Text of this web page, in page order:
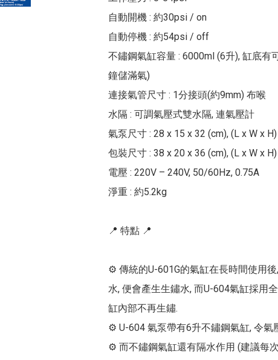
自動開機 : 約30psi / on
自動停機 : 約54psi / off
不鏽鋼氣缸容量 : 6000ml (6升), 缸底有
鐘儲滿氣)
連接氣管尺寸 : 1分接頭(約9mm) 布喉
水隔 : 可調氣壓式雙水隔, 連氣壓計
氣泵尺寸 : 28 x 15 x 32 (cm), (L x W x H)
包裝尺寸 : 38 x 20 x 36 (cm), (L x W x H)
電壓 : 220V – 240V, 50/60Hz, 0.75A
淨重 : 約5.2kg
📍 特點 📍
⚙ 傳統的U-601G的氣缸在長時間使用
水, 便會產生生鏽水, 而U-604氣缸採用
缸內部不再生鏽.
⚙ U-604 氣泵帶有6升不鏽鋼氣缸, 令氣
⚙ 而不鏽鋼氣缸還有隔水作用 (建議每